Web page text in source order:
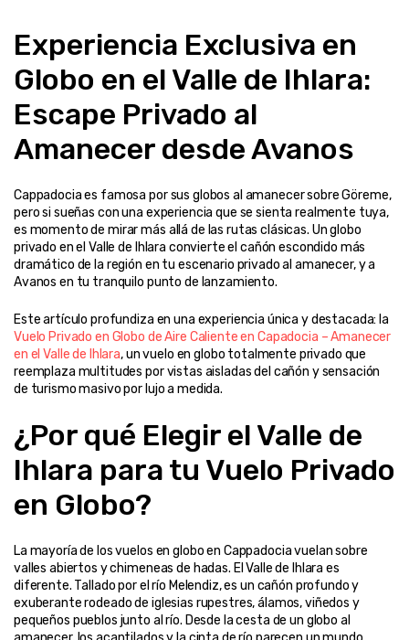
Experiencia Exclusiva en
Globo en el Valle de Ihlara:
Escape Privado al
Amanecer desde Avanos
Cappadocia es famosa por sus globos al amanecer sobre Göreme,
pero si sueñas con una experiencia que se sienta realmente tuya,
es momento de mirar más allá de las rutas clásicas. Un globo
privado en el Valle de Ihlara convierte el cañón escondido más
dramático de la región en tu escenario privado al amanecer, y a
Avanos en tu tranquilo punto de lanzamiento.
Vuelo Privado en Globo de Aire Caliente en Capadocia – Amanecer
en el Valle de Ihlara, un vuelo en globo totalmente privado que
reemplaza multitudes por vistas aisladas del cañón y sensación
de turismo masivo por lujo a medida.
¿Por qué Elegir el Valle de
Ihlara para tu Vuelo Privado
en Globo?
La mayoría de los vuelos en globo en Cappadocia vuelan sobre
valles abiertos y chimeneas de hadas. El Valle de Ihlara es
diferente. Tallado por el río Melendiz, es un cañón profundo y
exuberante rodeado de iglesias rupestres, álamos, viñedos y
pequeños pueblos junto al río. Desde la cesta de un globo al